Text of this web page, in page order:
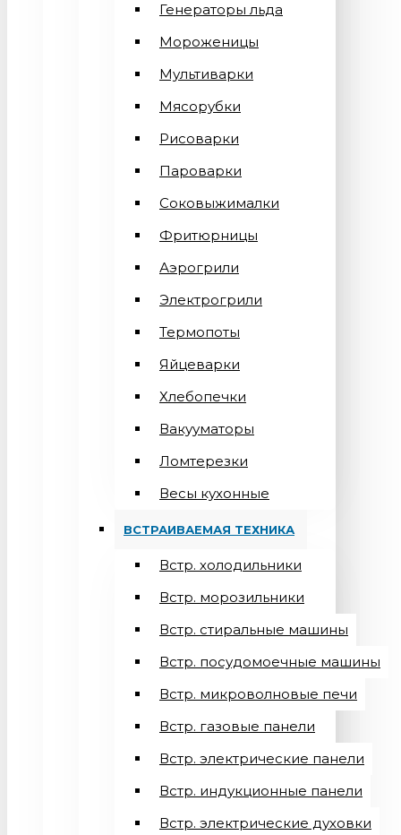
Генераторы льда
Мороженицы
Мультиварки
Мясорубки
Рисоварки
Пароварки
Соковыжималки
Фритюрницы
Аэрогрили
Электрогрили
Термопоты
Яйцеварки
Хлебопечки
Вакууматоры
Ломтерезки
Весы кухонные
ВСТРАИВАЕМАЯ ТЕХНИКА
Встр. холодильники
Встр. морозильники
Встр. стиральные машины
Встр. посудомоечные машины
Встр. микроволновые печи
Встр. газовые панели
Встр. электрические панели
Встр. индукционные панели
Встр. электрические духовки